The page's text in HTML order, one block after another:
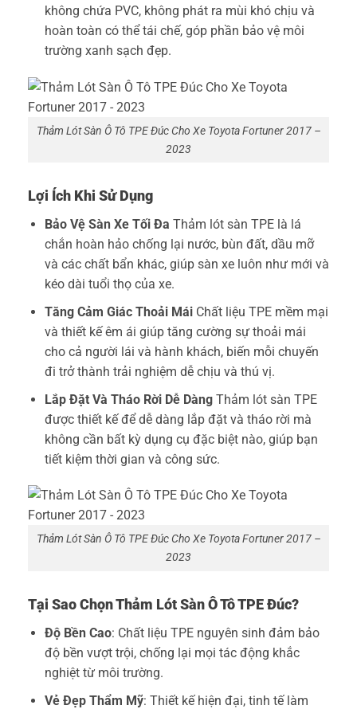
không chứa PVC, không phát ra mùi khó chịu và
hoàn toàn có thể tái chế, góp phần bảo vệ môi
trường xanh sạch đẹp.
Thảm Lót Sàn Ô Tô TPE Đúc Cho Xe Toyota Fortuner 2017 –
2023
Lợi Ích Khi Sử Dụng
Bảo Vệ Sàn Xe Tối Đa Thảm lót sàn TPE là lá
chắn hoàn hảo chống lại nước, bùn đất, dầu mỡ
và các chất bẩn khác, giúp sàn xe luôn như mới và
kéo dài tuổi thọ của xe.
Tăng Cảm Giác Thoải MáiChất liệu TPE mềm mại
và thiết kế êm ái giúp tăng cường sự thoải mái
cho cả người lái và hành khách, biến mỗi chuyến
đi trở thành trải nghiệm dễ chịu và thú vị.
Lắp Đặt Và Tháo Rời Dễ DàngThảm lót sàn TPE
được thiết kế để dễ dàng lắp đặt và tháo rời mà
không cần bất kỳ dụng cụ đặc biệt nào, giúp bạn
tiết kiệm thời gian và công sức.
Thảm Lót Sàn Ô Tô TPE Đúc Cho Xe Toyota Fortuner 2017 –
2023
Tại Sao Chọn Thảm Lót Sàn Ô Tô TPE Đúc?
Độ Bền Cao: Chất liệu TPE nguyên sinh đảm bảo
độ bền vượt trội, chống lại mọi tác động khắc
nghiệt từ môi trường.
Vẻ Đẹp Thẩm Mỹ: Thiết kế hiện đại, tinh tế làm